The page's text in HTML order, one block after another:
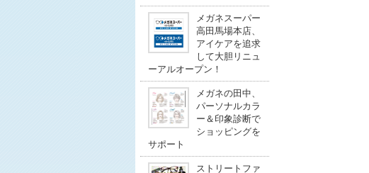
メガネスーパー
高田馬場本店、
アイケアを追求
して大胆リニュ
ーアルオープン！
メガネの田中、
パーソナルカラ
ー＆印象診断で
ショッピングを
サポート
ストリートファ